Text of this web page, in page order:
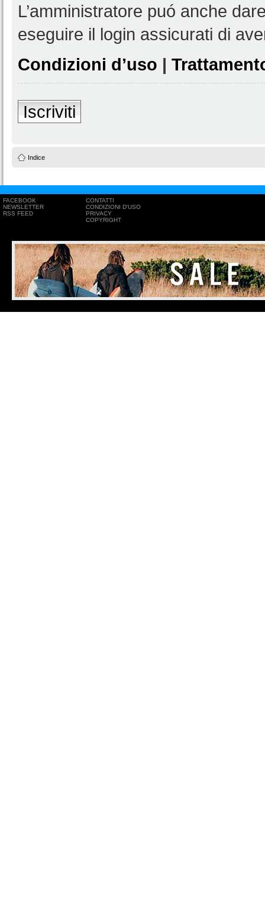
L’amministratore puó anche
eseguire il login assicurati di
Condizioni d’uso |
Iscriviti
Indice
FACEBOOK
NEWSLETTER
RSS FEED
CONTATTI
CONDIZIONI D'USO
PRIVACY
COPYRIGHT